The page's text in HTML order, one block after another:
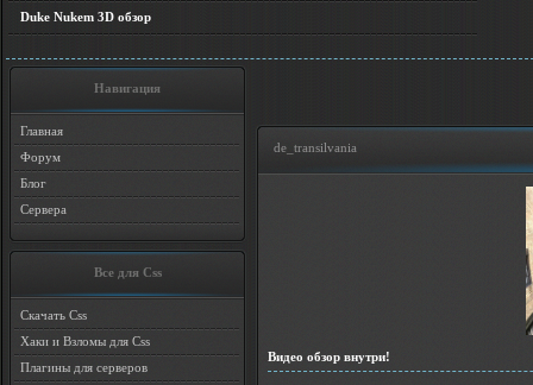
Duke Nukem 3D обзор
Навигация
Главная
Форум
Блог
Сервера
Все для Css
Скачать Css
Хаки и Взломы для Css
Плагины для серверов
de_transilvania
Видео обзор внутри!